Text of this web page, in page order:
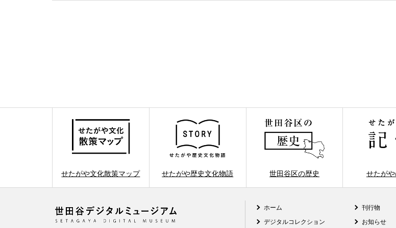
せたがや文化散策マップ せたがや歴史文化物語 世田谷区の歴史 せたが
ホーム
デジタルコレクション
刊行物
お知らせ